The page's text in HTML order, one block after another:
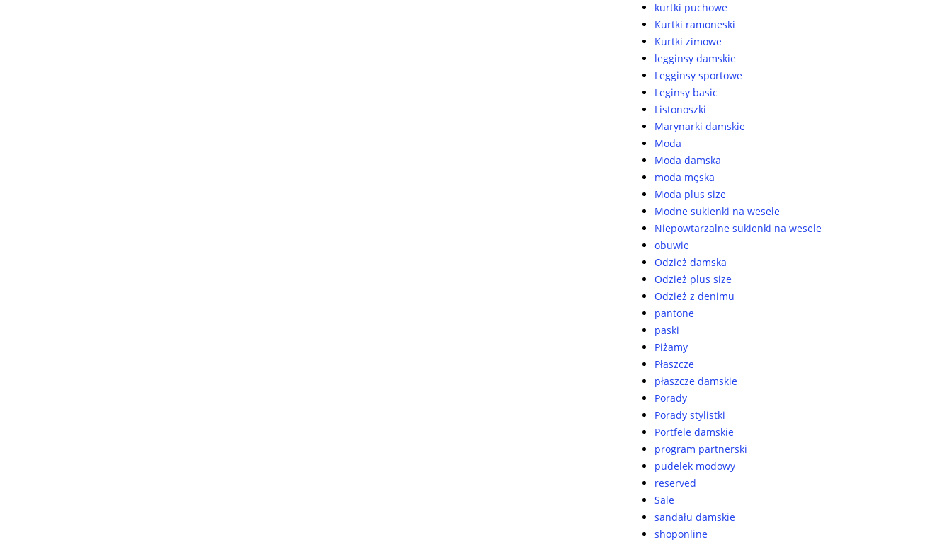
kurtki puchowe
Kurtki ramoneski
Kurtki zimowe
legginsy damskie
Legginsy sportowe
Leginsy basic
Listonoszki
Marynarki damskie
Moda
Moda damska
moda męska
Moda plus size
Modne sukienki na wesele
Niepowtarzalne sukienki na wesele
obuwie
Odzież damska
Odzież plus size
Odzież z denimu
pantone
paski
Piżamy
Płaszcze
płaszcze damskie
Porady
Porady stylistki
Portfele damskie
program partnerski
pudelek modowy
reserved
Sale
sandału damskie
shoponline